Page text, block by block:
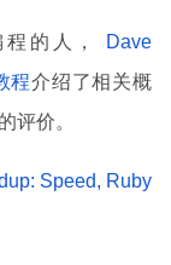
的人，
Dave
程介绍了相关概
评价。
Speed, Ruby